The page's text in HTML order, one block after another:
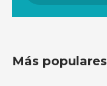
Más populares